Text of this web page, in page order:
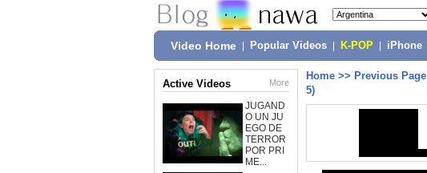
Video Home Popular Videos K-POP iPhone
Active Videos More
JUGAND
O UN JU
EGO DE
TERROR
POR PRI
ME...
Home >> Previous Page
5)